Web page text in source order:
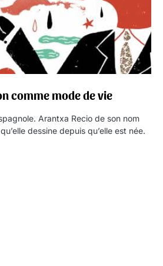
comme mode de vie
Arantxa Recio de son nom
dessine depuis qu’elle est née.